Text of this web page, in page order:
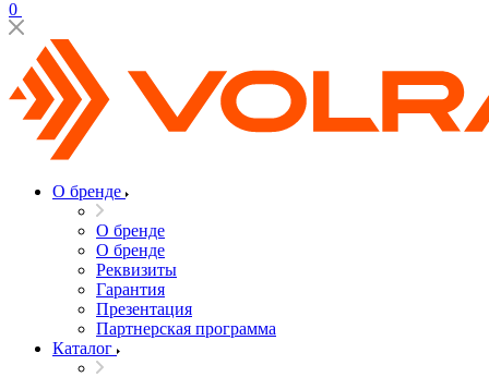
0
О бренде
О бренде
О бренде
Реквизиты
Гарантия
Презентация
Партнерская программа
Каталог